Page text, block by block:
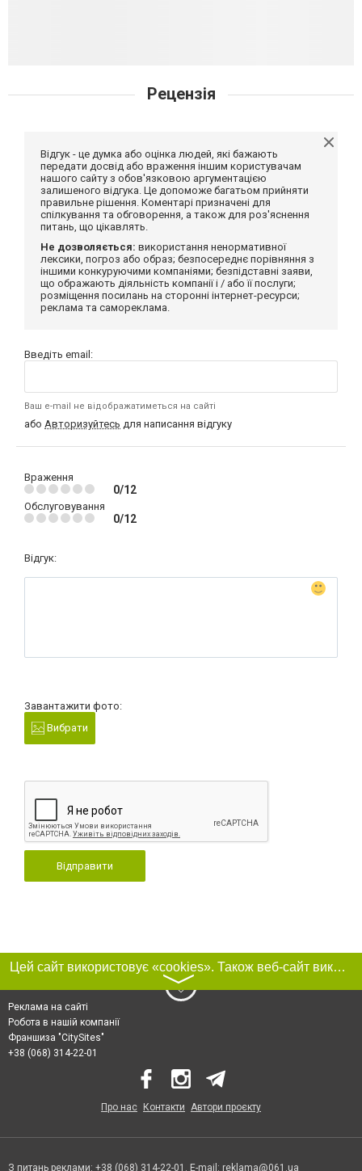
Рецензія
Відгук - це думка або оцінка людей, які бажають
передати досвід або враження іншим користувачам
нашого сайту з обов'язковою аргументацією
залишеного відгука. Це допоможе багатьом прийняти
правильне рішення. Коментарі призначені для
спілкування та обговорення, а також для роз'яснення
питань, що цікавлять.
Не дозволяється: використання ненормативної
лексики, погроз або образ; безпосереднє порівняння з
іншими конкуруючими компаніями; безпідставні заяви,
що ображають діяльність компанії і / або її послуги;
розміщення посилань на сторонні інтернет-ресурси;
реклама та самореклама.
Введіть email:
Ваш e-mail не відображатиметься на сайті
або Авторизуйтесь для написання відгуку
Враження
0/12
Обслуговування
0/12
Відгук:
Завантажити фото:
Вибрати
Відправити
Цей сайт використовує «cookies». Також веб-сайт використовує інтернет-сервіс для збору технічних даних стосовно відвідувачів з метою отримання маркетингової та статистичної інформації. Умови обробки даних відвідувачів сайту див.
〉
Реклама на сайті
Робота в нашій компанії
Франшиза "CitySites"
+38 (068) 314-22-01
Про нас Контакти Автори проєкту
З питань реклами: +38 (068) 314-22-01. E-mail: reklama@061.ua